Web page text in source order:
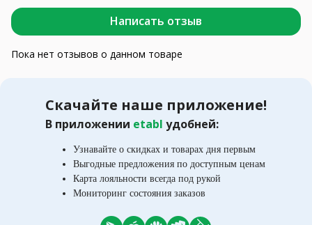
Написать отзыв
Пока нет отзывов о данном товаре
Скачайте наше приложение!
В приложении etabl удобней:
Узнавайте о скидках и товарах дня первым
Выгодные предложения по доступным ценам
Карта лояльности всегда под рукой
Мониторинг состояния заказов